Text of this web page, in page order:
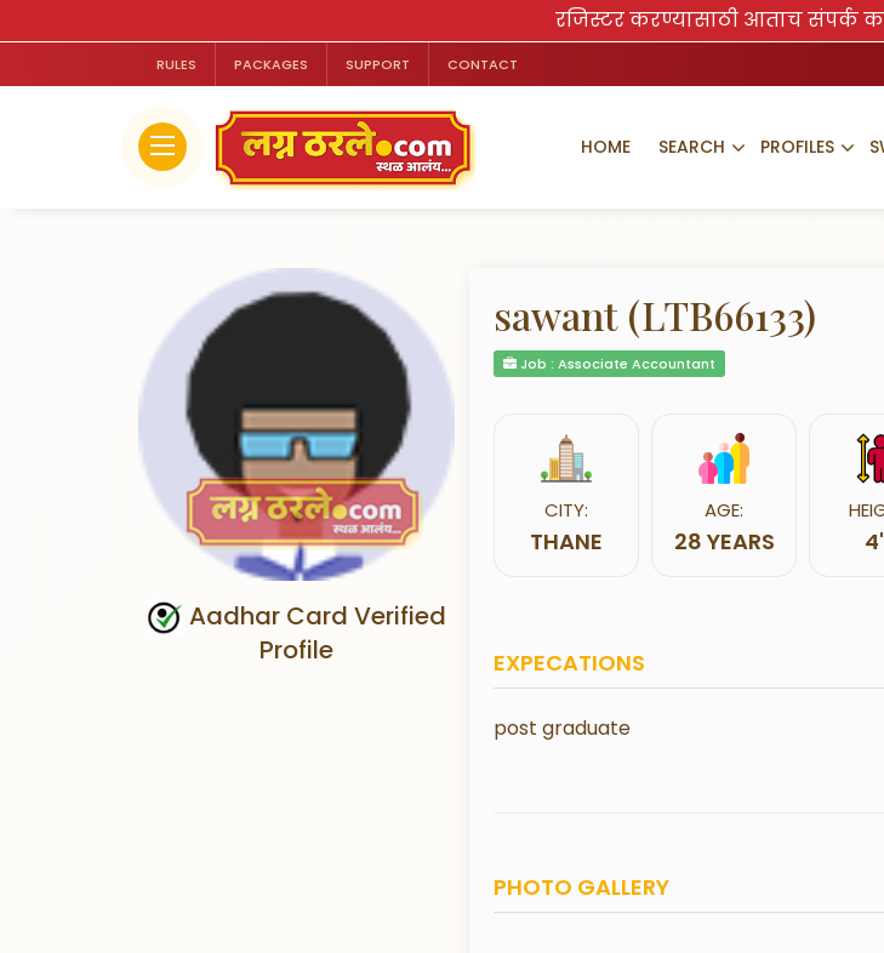
रजिस्टर करण्यासाठी आताच संपर्क
RULES PACKAGES SUPPORT CONTACT
HOME SEARCH PROFILES
Aadhar Card Verified
Profile
sawant (LTB66133)
Job : Associate Accountant
CITY:
THANE
AGE:
28 YEARS
EXPECATIONS
post graduate
PHOTO GALLERY